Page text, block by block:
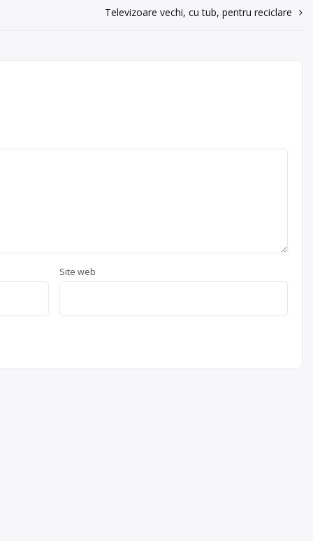
Televizoare vechi, cu tub, pentru reciclare
Site web